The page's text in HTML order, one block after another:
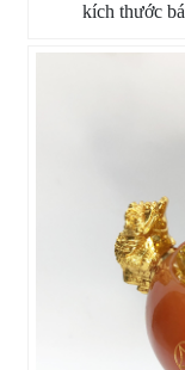
kích thước